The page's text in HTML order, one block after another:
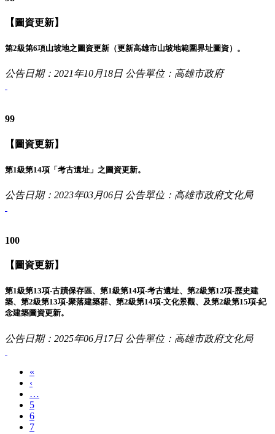
【圖資更新】
第2級第6項山坡地之圖資更新（更新高雄市山坡地範圍界址圖資）。
公告日期：2021年10月18日 公告單位：高雄市政府
99
【圖資更新】
第1級第14項「考古遺址」之圖資更新。
公告日期：2023年03月06日 公告單位：高雄市政府文化局
100
【圖資更新】
第1級第13項-古蹟保存區、第1級第14項-考古遺址、第2級第12項-歷史建
築、第2級第13項-聚落建築群、第2級第14項-文化景觀、及第2級第15項-紀
念建築圖資更新。
公告日期：2025年06月17日 公告單位：高雄市政府文化局
«
‹
…
5
6
7